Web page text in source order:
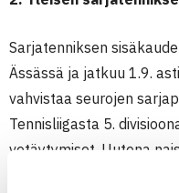
Sarjatenniksen
Ässässä ja jatkuu 1.9.
vahvistaa seurojen
Tennisliigasta 5.
vetäytymiset. Uutena
vastaamaan kasvanutta